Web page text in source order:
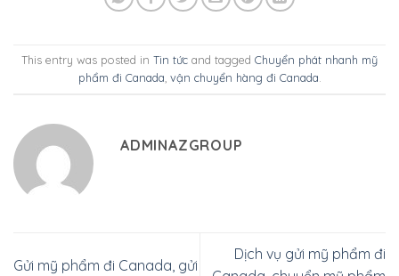
This entry was posted in Tin tức and tagged Chuyển phát nhanh mỹ
phẩm đi Canada, vận chuyển hàng đi Canada.
ADMINAZGROUP
Gửi mỹ phẩm đi Canada, gửi
Dịch vụ gửi mỹ phẩm đi